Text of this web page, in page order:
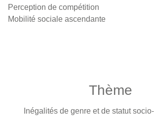
Perception de compétition
Mobilité sociale ascendante
Thème
Inégalités de genre et de statut